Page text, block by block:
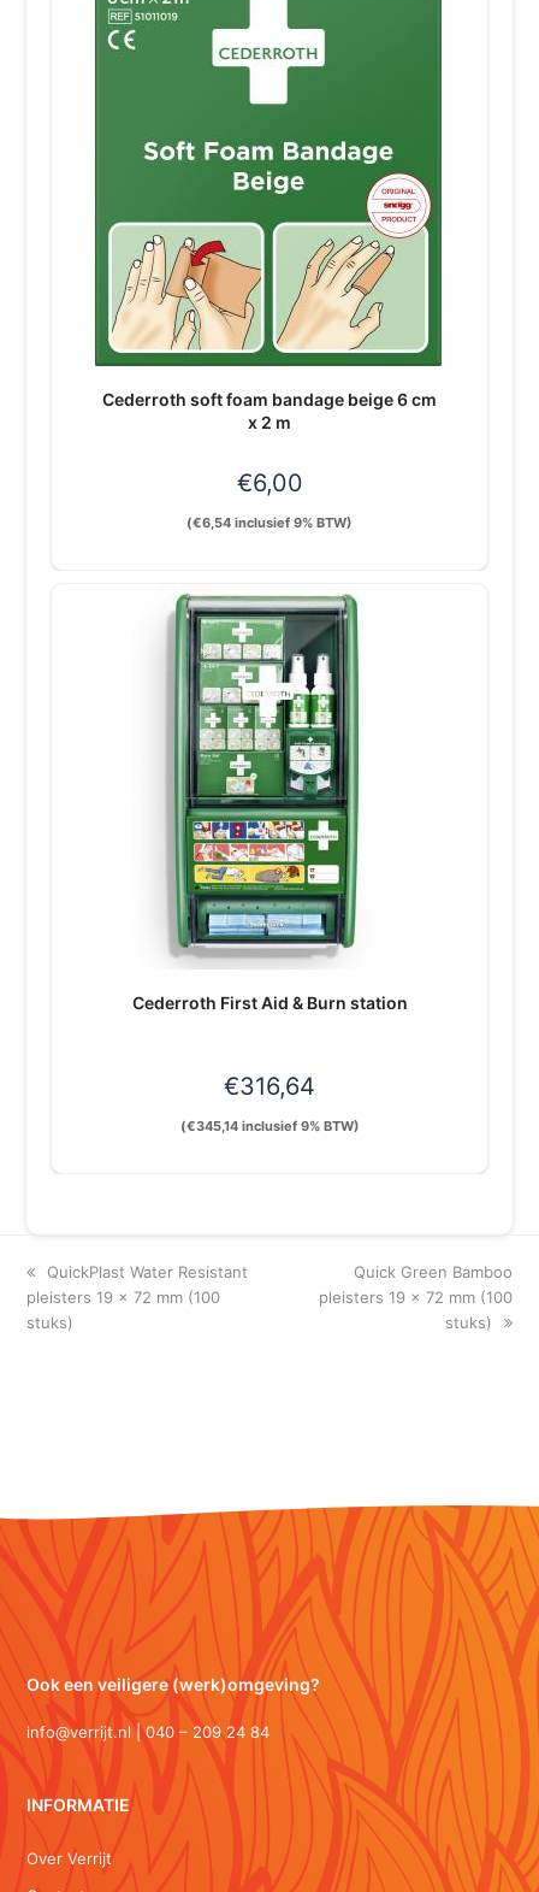
Cederroth soft foam bandage beige 6 cm
x 2 m
€6,00
(€6,54 inclusief 9% BTW)
Cederroth First Aid & Burn station
€316,64
(€345,14inclusief 9% BTW)
previous
post:
QuickPlast Water Resistant
pleisters 19 x 72 mm (100
stuks)
next
post:
Quick Green Bamboo
pleisters 19 x 72 mm (100
stuks)
Ook een veiligere (werk)omgeving?
info@verrijt.nl | 040 – 209 24 84
INFORMATIE
Over Verrijt